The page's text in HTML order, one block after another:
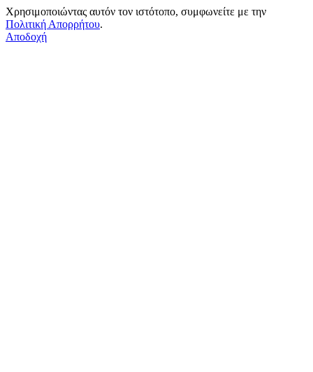
Χρησιμοποιώντας αυτόν τον ιστότοπο, συμφωνείτε με την
Πολιτική Απορρήτου.
Αποδοχή